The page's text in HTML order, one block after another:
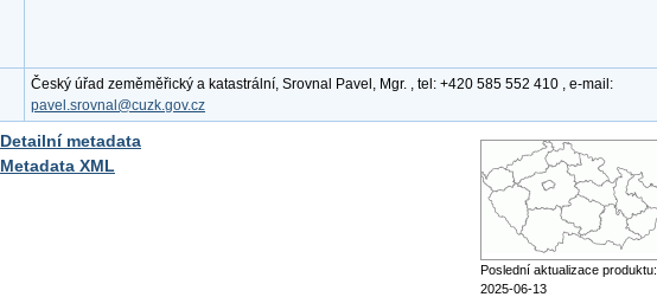
Český úřad zeměměřický a katastrální, Srovnal Pavel, Mgr. , tel: +420 585 552 410 , e-mail:
pavel.srovnal@cuzk.gov.cz
Detailní metadata
Metadata XML
Poslední aktualizace produktu:
2025-06-13